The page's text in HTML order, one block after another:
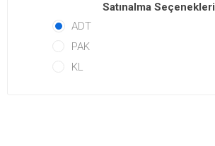
Satınalma Seçenekleri
ADT
PAK
KL